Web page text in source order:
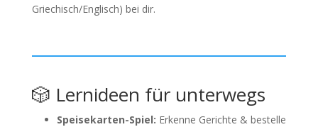
Griechisch/Englisch) bei dir.
🎲 Lernideen für unterwegs
Speisekarten-Spiel: Erkenne Gerichte & bestelle